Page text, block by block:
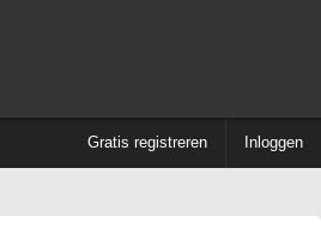
Gratis registreren Inloggen